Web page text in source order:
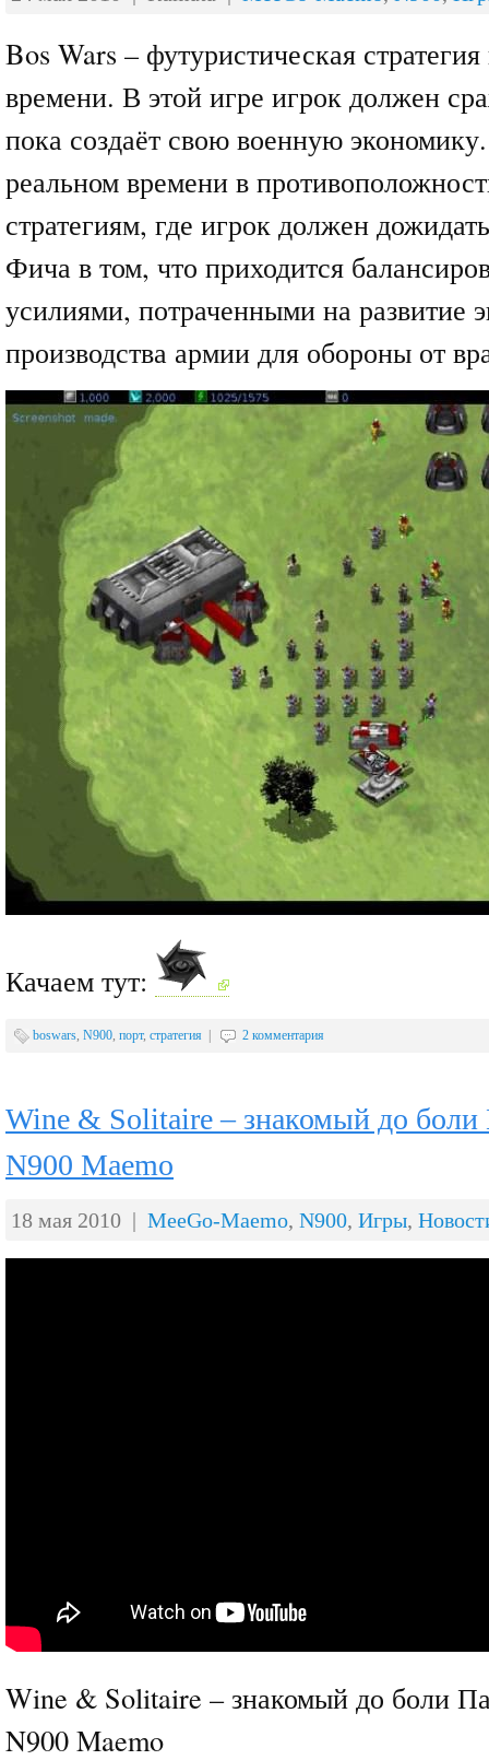
Bos Wars – футуристическая
времени. В этой игре игрок должен
пока создаёт свою военную
реальном времени в
стратегиям, где игрок должен
Фича в том, что приходится
усилиями, потраченными на развитие
производства армии для обороны от
Качаем тут:
boswars, N900, порт, стратегия 2 комментария
Wine & Solitaire – знакомый до боли
N900 Maemo
18 мая 2010 | MeeGo-Maemo, N900, Игры,
Wine & Solitaire – знакомый до боли
N900 Maemo